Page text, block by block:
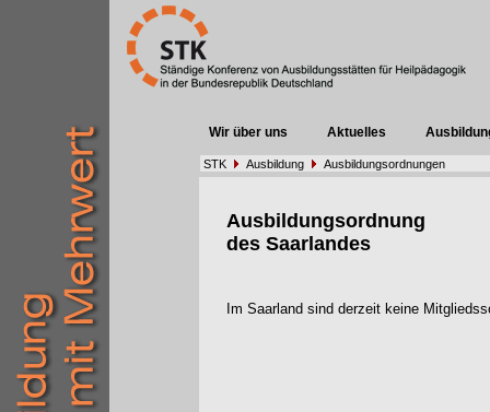
Wir über uns Aktuelles
STK Ausbildung Ausbildungsordnungen
Ausbildungsordnung
des Saarlandes
Im Saarland sind derzeit keine